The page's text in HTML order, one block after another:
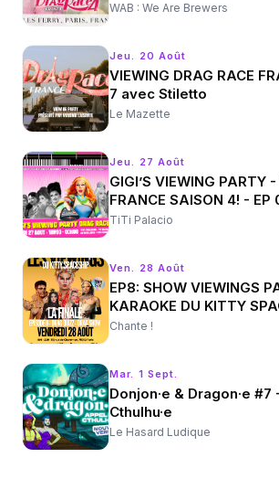
WAB : We Are Brewers
Jeu. 20 Août
VIEWING DRAG RACE
7 avec Stiletto
Le Mazette
Jeu. 27 Août
GIGI’S VIEWING PARTY
FRANCE SAISON 4! - EP
TiTi Palacio
Ven. 28 Août
EP8: SHOW VIEWINGS
KARAOKE DU KITTY
Chante !
Mar. 1 Sept.
Donjon·e & Dragon·e
Cthulhu·e
Le Hasard Ludique